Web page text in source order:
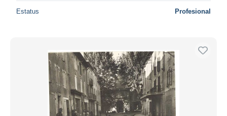
Estatus Profesional